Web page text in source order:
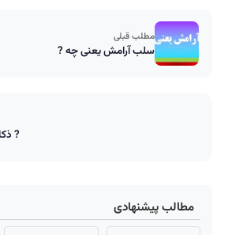
مطلب قبلی
سلب آرامش یعنی چه ?
ذکاوت یا زکاوت ?
مطالب پیشنهادی